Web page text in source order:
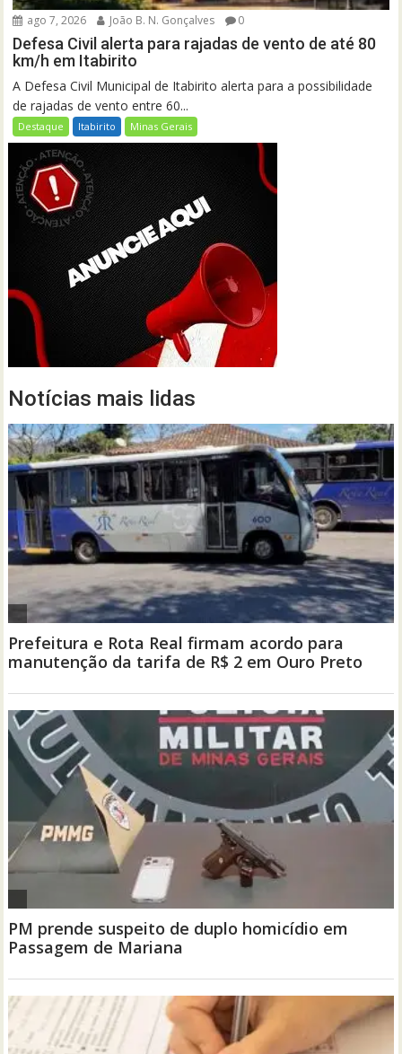
ago 7, 2026 João B. N. Gonçalves 0
Defesa Civil alerta para rajadas de vento de até 80
km/h em Itabirito
A Defesa Civil Municipal de Itabirito alerta para a possibilidade
de rajadas de vento entre 60...
Destaque Itabirito Minas Gerais
Notícias mais lidas